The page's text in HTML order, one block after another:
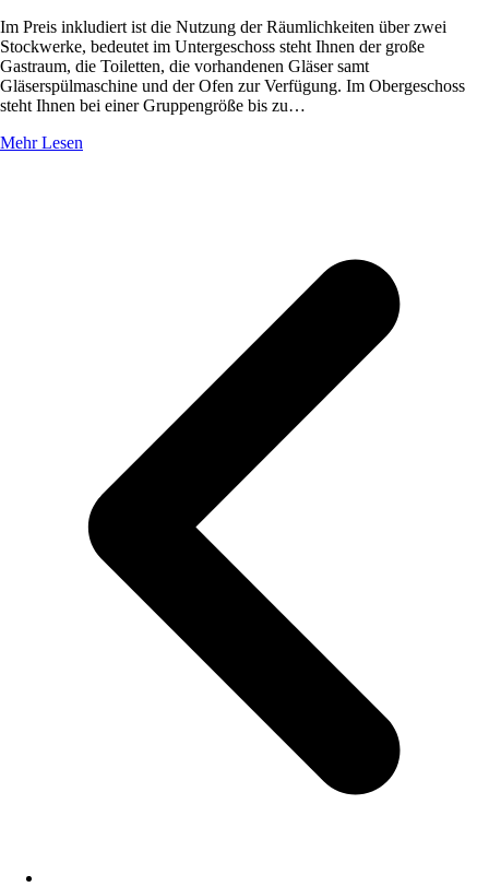
Im Preis inkludiert ist die Nutzung der Räumlichkeiten über zwei
Stockwerke, bedeutet im Untergeschoss steht Ihnen der große
Gastraum, die Toiletten, die vorhandenen Gläser samt
Gläserspülmaschine und der Ofen zur Verfügung. Im Obergeschoss
steht Ihnen bei einer Gruppengröße bis zu…
Mehr Lesen